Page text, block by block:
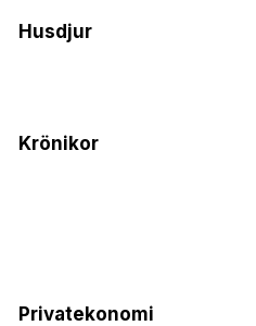
Husdjur
Krönikor
Privatekonomi